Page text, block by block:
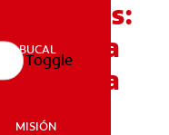
SALUD BUCAL
BUCAL
MISIÓN
Toggle
Niños:
Para
Una